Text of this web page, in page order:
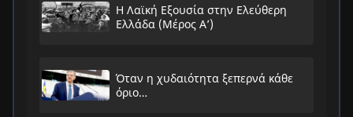
Η Λαϊκή Εξουσία στην Ελεύθερη
Ελλάδα (Μέρος Α’)
Όταν η χυδαιότητα ξεπερνά κάθε
όριο…